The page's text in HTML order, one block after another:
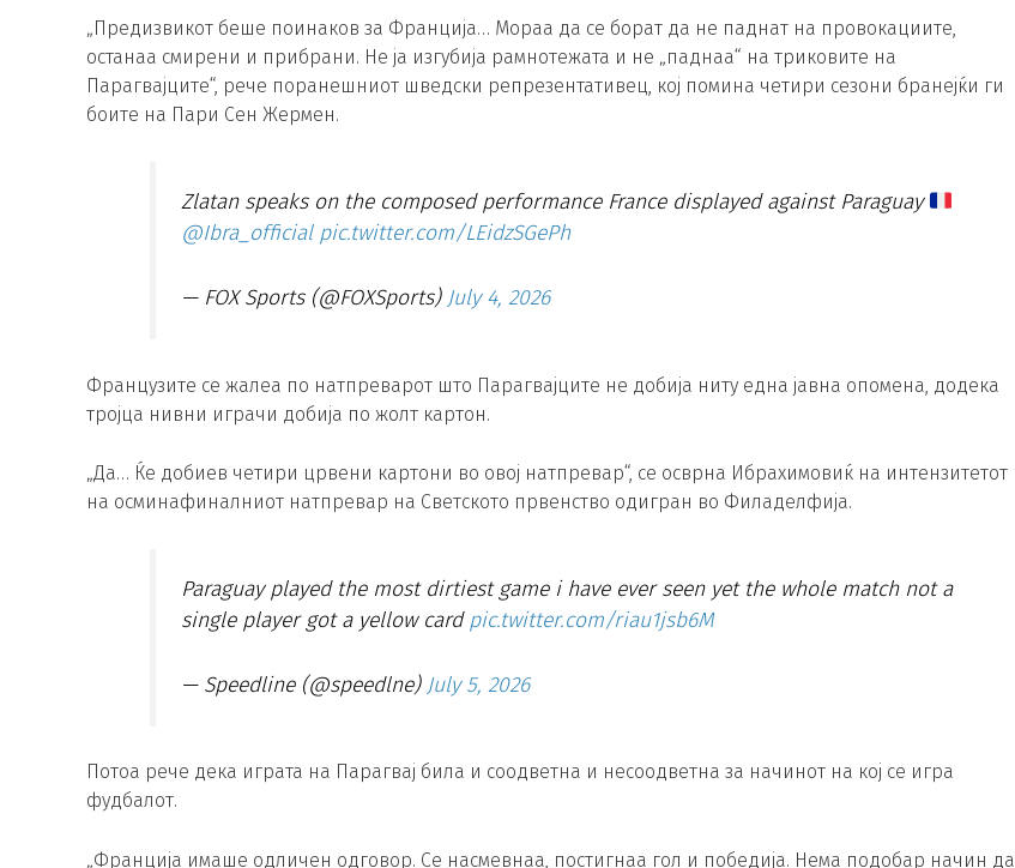
„Предизвикот беше поинаков за Франција… Мораа да се борат да не паднат на провокациите,
останаа смирени и прибрани. Не ја изгубија рамнотежата и не „паднаа“ на триковите на
Парагвајците“, рече поранешниот шведски репрезентативец, кој помина четири сезони бранејќи ги
боите на Пари Сен Жермен.
Zlatan speaks on the composed performance France displayed against Paraguay
@Ibra_official pic.twitter.com/LEidzSGePh
— FOX Sports (@FOXSports) July 4, 2026
Французите се жалеа по натпреварот што Парагвајците не добија ниту една јавна опомена, додека
тројца нивни играчи добија по жолт картон.
„Да… Ќе добиев четири црвени картони во овој натпревар“, се осврна Ибрахимовиќ на интензитетот
на осминафиналниот натпревар на Светското првенство одигран во Филаделфија.
Paraguay played the most dirtiest game i have ever seen yet the whole match not a
single player got a yellow card pic.twitter.com/riau1jsb6M
— Speedline (@speedlne) July 5, 2026
Потоа рече дека играта на Парагвај била и соодветна и несоодветна за начинот на кој се игра
фудбалот.
„Франција имаше одличен одговор. Се насмевнаа, постигнаа гол и победија. Нема подобар начин да